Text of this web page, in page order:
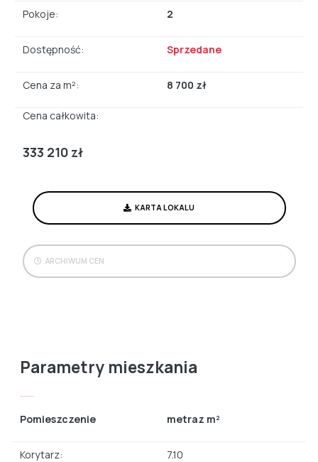
Pokoje: 2
Dostępność: Sprzedane
Cena za m²: 8 700 zł
Cena całkowita:
333 210 zł
KARTA LOKALU
ARCHIWUM CEN
Parametry mieszkania
Pomieszczenie metraz m²
Korytarz: 7.10